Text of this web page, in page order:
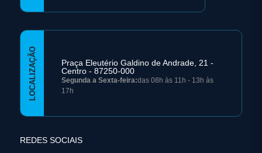
LOCALIZAÇÃO
Praça Eleutério Galdino de Andrade, 21 -
Centro - 87250-000
Segunda a Sexta-feira:das 08h às 11h - 13h às
17h
REDES SOCIAIS